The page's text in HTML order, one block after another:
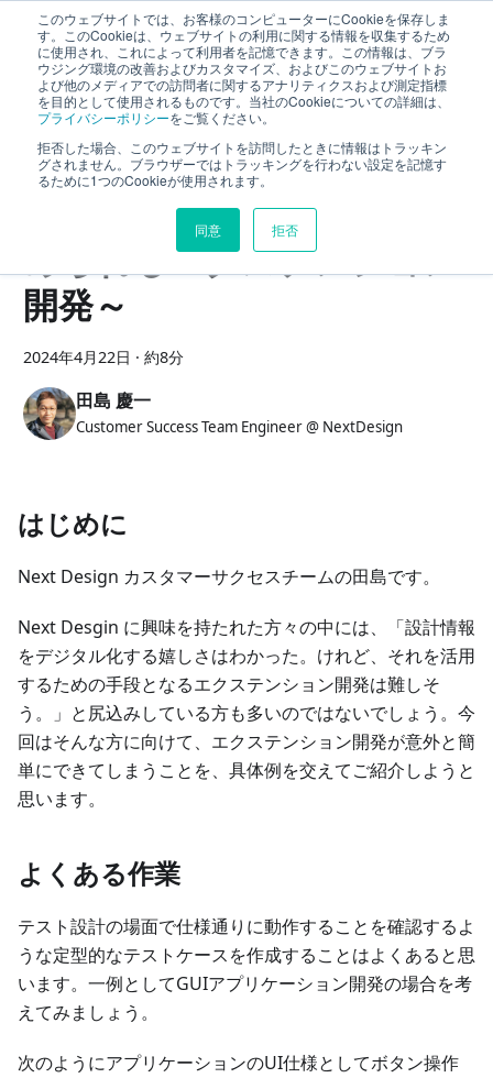
このウェブサイトでは、お客様のコンピューターにCookieを保存しま
す。このCookieは、ウェブサイトの利用に関する情報を収集するため
に使用され、これによって利用者を記憶できます。この情報は、ブラ
ウジング環境の改善およびカスタマイズ、およびこのウェブサイトお
よび他のメディアでの訪問者に関するアナリティクスおよび測定指標
を目的として使用されるものです。当社のCookieについての詳細は、
プライバシーポリシーをご覧ください。
拒否した場合、このウェブサイトを訪問したときに情報はトラッキン
グされません。ブラウザーではトラッキングを行わない設定を記憶す
るために1つのCookieが使用されます。
同意 拒否
Next Design ブログ
【活用例】デジタル化され
た設計情報からテストケー
スを自動生成 ～簡単にはじ
められるエクステンション
開発～
2024年4月22日 · 約8分
田島 慶一
Customer Success Team Engineer @ NextDesign
はじめに
Next Design カスタマーサクセスチームの田島です。
Next Desgin に興味を持たれた方々の中には、「設計情報
をデジタル化する嬉しさはわかった。けれど、それを活用
するための手段となるエクステンション開発は難しそ
う。」と尻込みしている方も多いのではないでしょう。今
回はそんな方に向けて、エクステンション開発が意外と簡
単にできてしまうことを、具体例を交えてご紹介しようと
思います。
よくある作業
テスト設計の場面で仕様通りに動作することを確認するよ
うな定型的なテストケースを作成することはよくあると思
います。一例としてGUIアプリケーション開発の場合を考
えてみましょう。
次のようにアプリケーションのUI仕様としてボタン操作